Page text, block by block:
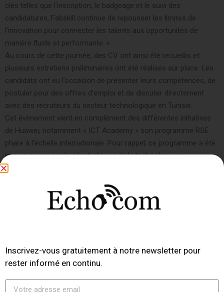
clés telles que l’inscription, le badgeage et le suivi des
candidatures, Fabskill continue de repousser les limites de
l’innovation pour connecter les talents aux opportunités de
manière fluide et performante. »
Au cours de cette journée, des CV ont ainsi été recueillis et
plusieurs entretiens préliminaires ont été réalisés sur place. Les
candidats ont eu l’occasion de présenter leurs compétences, de
postuler pour des offres d’emploi et de discuter directement
avec des recruteurs du secteur technologique en Tunisie.
Cet évènement vient en complément des différentes initiatives
de Huawei, notamment « ICT Academy » son programme RSE
phare à l’échelle internationale. Pour rappel, ce programme a été
mis en œuvre par le géant chinois de la technologie en
collaboration avec des centaines d’universités dans le monde,
technologiques stratégiques tels que les télécommunications, la
5G, l’intelligence artificielle, le big data, le cloud computing, et la
l’enseignement supérieur, favorisant la création d’un écosystème
de compétences adapté à l’industrie des TIC. L’objectif étant de
mettre à jour les initiatives en fonction des évolutions
Inscrivez-vous gratuitement à notre newsletter pour
rester informé en continu.